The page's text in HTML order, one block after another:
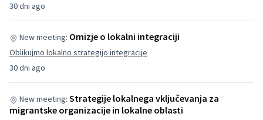
30 dni ago
30 dni ago
New meeting: Omizje o lokalni integraciji
Oblikujmo lokalno strategijo integracije
New meeting: Strategije lokalnega vključevanja za
migrantske organizacije in lokalne oblasti